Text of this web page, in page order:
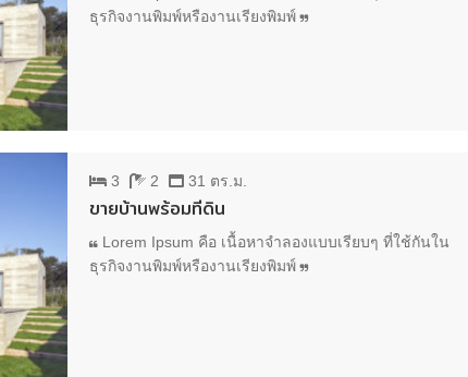
ธุรกิจงานพิมพ์หรืองานเรียงพิมพ์
3 2 31 ตร.ม.
ขายบ้านพร้อมที่ดิน
Lorem Ipsum คือ เนื้อหาจำลองแบบเรียบๆ ที่ใช้กันใน
ธุรกิจงานพิมพ์หรืองานเรียงพิมพ์